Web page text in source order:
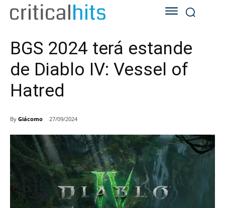
BGS 2024 terá estande
de Diablo IV: Vessel of
Hatred
By Giácomo 27/09/2024